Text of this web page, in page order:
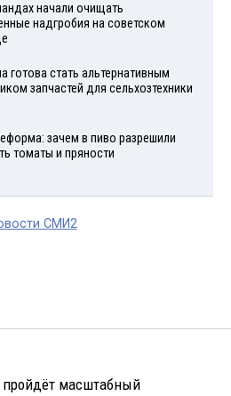
начали очищать
надгробия на советском
готова стать альтернативным
запчастей для сельхозтехники
зачем в пиво разрешили
томаты и пряности
СМИ2
масштабный